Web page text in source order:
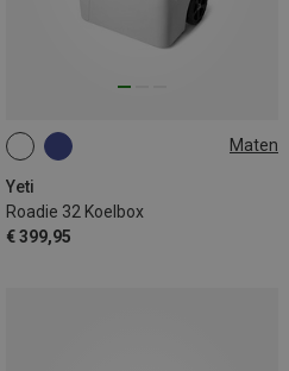
Maten
Yeti
Roadie 32 Koelbox
€ 399,95
32L